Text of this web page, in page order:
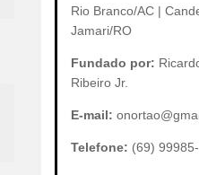
Rio Branco/AC |
Jamari/RO
Fundado por:
Ribeiro Jr.
E-mail:
Telefone: (69)